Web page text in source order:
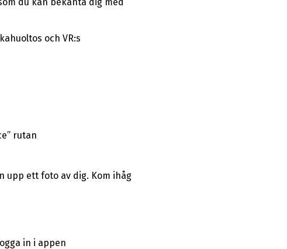
och VR:s
rutan
upp ett foto av dig. Kom ihåg
in i appen